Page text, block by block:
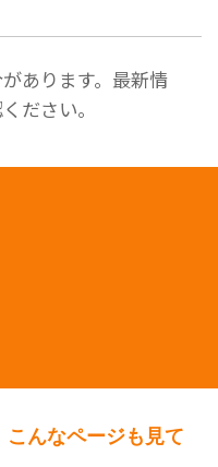
あります。最新情
ださい。
んなページも見て